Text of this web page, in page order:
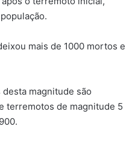
magnitude são
terremotos de magnitude 5